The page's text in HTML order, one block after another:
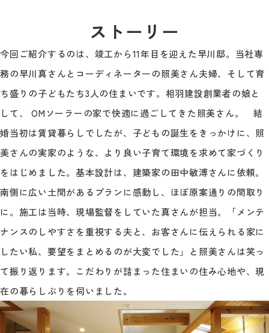
ストーリー
今回ご紹介するのは、竣工から11年目を迎えた早川邸。当社専
務の早川真さんとコーディネーターの照美さん夫婦、そして育
ち盛りの子どもたち3人の住まいです。相羽建設創業者の娘と
して、 OMソーラーの家で快適に過ごしてきた照美さん。 結
婚当初は賃貸暮らしでしたが、子どもの誕生をきっかけに、照
美さんの実家のような、より良い子育て環境を求めて家づくり
をはじめました。基本設計は、建築家の田中敏溥さんに依頼。
南側に広い土間があるプランに感動し、ほぼ原案通りの間取り
に。施工は当時、現場監督をしていた真さんが担当。「メンテ
ナンスのしやすさを重視する夫と、お客さんに伝えられる家に
したい私、要望をまとめるのが大変でした」と照美さんは笑っ
て振り返ります。こだわりが詰まった住まいの住み心地や、現
在の暮らしぶりを伺いました。